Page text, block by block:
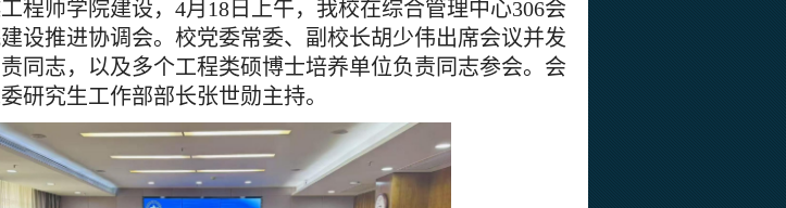
程师学院建设， 4月18日上午，我校在综合管理中心306会
设推进协调会。校党委常委、副校长胡少伟出席会议并发
同志，以及多个工程类硕博士培养单位负责同志参会。会
研究生工作部部长张世勋主持。